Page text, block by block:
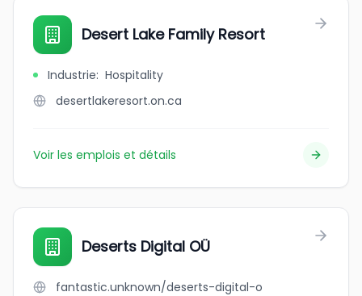
Desert Lake Family Resort
Industrie: Hospitality
desertlakeresort.on.ca
Voir les emplois et détails
Deserts Digital OÜ
fantastic.unknown/deserts-digital-o